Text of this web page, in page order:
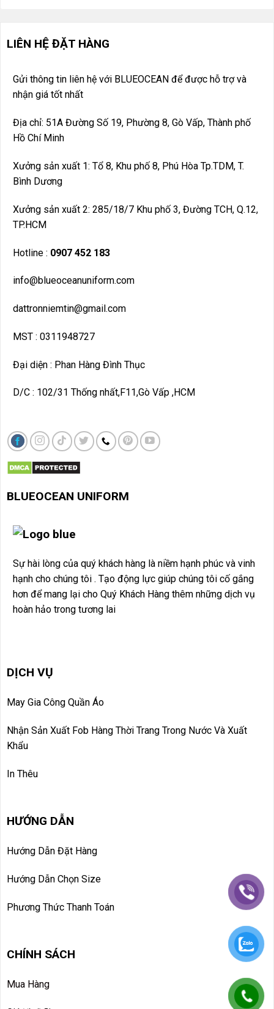
LIÊN HỆ ĐẶT HÀNG
Gửi thông tin liên hệ với BLUEOCEAN để được hỗ trợ và
nhận giá tốt nhất
Địa chỉ: 51A Đường Số 19, Phường 8, Gò Vấp, Thành phố
Hồ Chí Minh
Xưởng sản xuất 1: Tổ 8, Khu phố 8, Phú Hòa Tp.TDM, T.
Bình Dương
Xưởng sản xuất 2: 285/18/7 Khu phố 3, Đường TCH, Q.12,
TP.HCM
Hotline : 0907 452 183
info@blueoceanuniform.com
dattronniemtin@gmail.com
MST : 0311948727
Đại diện : Phan Hàng Đình Thục
D/C : 102/31 Thống nhất,F11,Gò Vấp ,HCM
BLUEOCEAN UNIFORM
Sự hài lòng của quý khách hàng là niềm hạnh phúc và vinh
hạnh cho chúng tôi . Tạo động lực giúp chúng tôi cố gắng
hơn để mang lại cho Quý Khách Hàng thêm những dịch vụ
hoàn hảo trong tương lai
DỊCH VỤ
May Gia Công Quần Áo
Nhận Sản Xuất Fob Hàng Thời Trang Trong Nước Và Xuất
Khẩu
In Thêu
HƯỚNG DẪN
Hướng Dẫn Đặt Hàng
Hướng Dẫn Chọn Size
Phương Thức Thanh Toán
CHÍNH SÁCH
Mua Hàng